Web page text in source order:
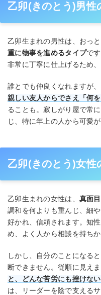
乙卯(きのとう)男性
乙卯生まれの男性は、おっ
重に物事を進めるタイプで
非常に丁寧に仕上げるため
誰とでも仲良くなれますが
親しい友人からでさえ「何
ることも。寂しがり屋で常
じ、特に年上の人から可愛
乙卯(きのとう)女性
乙卯生まれの女性は、 真面
調和を何よりも重んじ、細
好かれ、信頼されます。知
め、よく人から相談を持ち
しかし、自分のことになる
断できません。従順に見えま
と、どんな苦労にも挫けな
は、リーダーを陰で支える